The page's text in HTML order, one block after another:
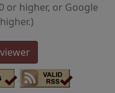
or higher, or Google